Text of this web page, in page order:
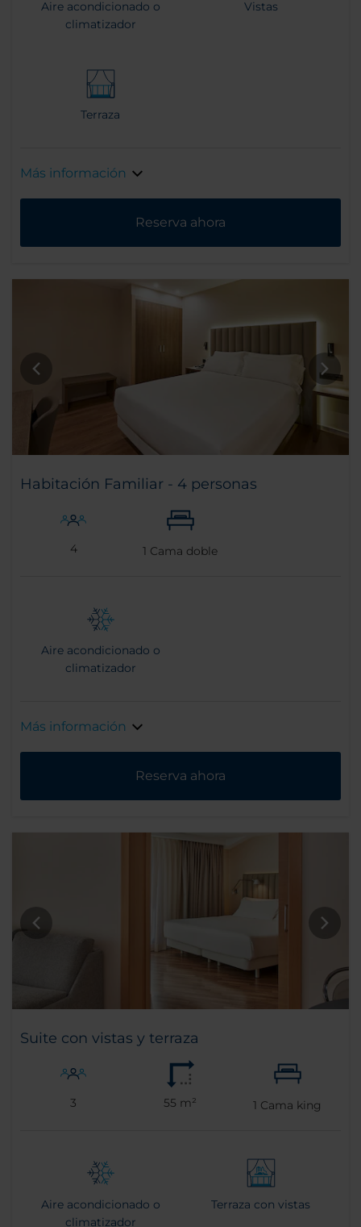
Aire acondicionado o
climatizador
Vistas
Terraza
Más información
Reserva ahora
Habitación Familiar - 4 personas
4 1 Cama doble
Aire acondicionado o
climatizador
Más información
Reserva ahora
Suite con vistas y terraza
3 55 m² 1 Cama king
Aire acondicionado o
climatizador
Terraza con vistas